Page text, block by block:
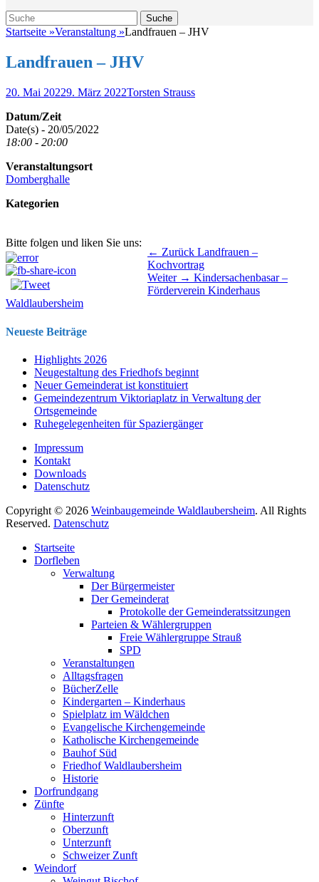
Suche
Suche
nach:
Startseite »Veranstaltung »Landfrauen – JHV
Landfrauen – JHV
Veröffentlicht
20. Mai 20229. März 2022Autor
Torsten Strauss
Datum/Zeit
Date(s) - 20/05/2022
18:00 - 20:00
Veranstaltungsort
Domberghalle
Kategorien
Bitte folgen und liken Sie uns:
Beitragsnavigation ← Zurück Vorhergehender
Beitrag:
Landfrauen –
Kochvortrag
Weiter → Nächster
Beitrag:
Kindersachenbasar –
Förderverein Kinderhaus
Waldlaubersheim
Neueste Beiträge
Highlights 2026
Neugestaltung des Friedhofs beginnt
Neuer Gemeinderat ist konstituiert
Gemeindezentrum Viktoriaplatz in Verwaltung der
Ortsgemeinde
Ruhegelegenheiten für Spaziergänger
Impressum
Kontakt
Downloads
Datenschutz
Copyright © 2026 Weinbaugemeinde Waldlaubersheim. All Rights
Reserved. Datenschutz
oben
scrollen
Startseite
Dorfleben
Verwaltung
Der Bürgermeister
Der Gemeinderat
Protokolle der Gemeinderatssitzungen
Parteien & Wählergruppen
Freie Wählergruppe Strauß
SPD
Veranstaltungen
Alltagsfragen
BücherZelle
Kindergarten – Kinderhaus
Spielplatz im Wäldchen
Evangelische Kirchengemeinde
Katholische Kirchengemeinde
Bauhof Süd
Friedhof Waldlaubersheim
Historie
Dorfrundgang
Zünfte
Hinterzunft
Oberzunft
Unterzunft
Schweizer Zunft
Weindorf